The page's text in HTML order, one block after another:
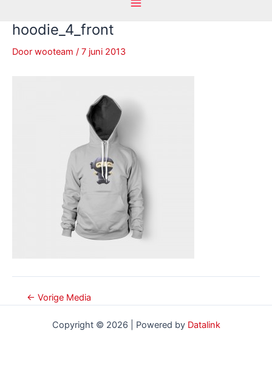
hoodie_4_front
Door wooteam / 7 juni 2013
Bericht
← Vorige Media
Copyright © 2026 | Powered by Datalink